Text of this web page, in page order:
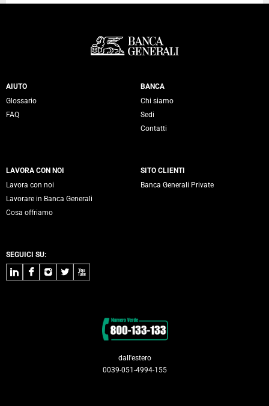
Servizi Banca Generali
AIUTO
Glossario
FAQ
BANCA
Chi siamo
Sedi
Contatti
LAVORA CON NOI
Lavora con noi
Lavorare in Banca Generali
Cosa offriamo
SITO CLIENTI
Banca Generali Private
SEGUICI SU:
LinkedInFacebook
Instagram
TwitterYoutube
dall'estero
0039-051-4994-155